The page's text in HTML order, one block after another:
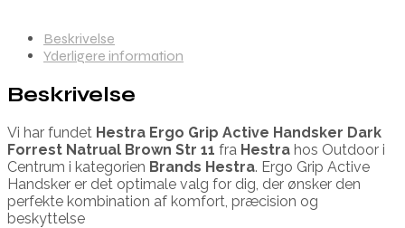
Beskrivelse
Yderligere information
Beskrivelse
Vi har fundet Hestra Ergo Grip Active Handsker Dark
Forrest Natrual Brown Str 11 fra Hestra hos Outdoor i
Centrum i kategorien Brands Hestra. Ergo Grip Active
Handsker er det optimale valg for dig, der ønsker den
perfekte kombination af komfort, præcision og
beskyttelse